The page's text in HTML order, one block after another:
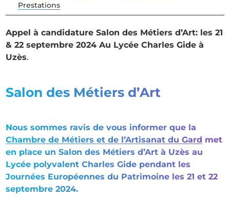
Prestations
Appel à candidature Salon des Métiers d’Art: les 21
& 22 septembre 2024 Au Lycée Charles Gide à
Uzès.
Salon des Métiers d’Art
Nous sommes ravis de vous informer que la
Chambre de Métiers et de l’Artisanat du Gard met
en place un Salon des Métiers d’Art à Uzès au
Lycée polyvalent Charles Gide pendant les
Journées Européennes du Patrimoine les 21 et 22
septembre 2024.